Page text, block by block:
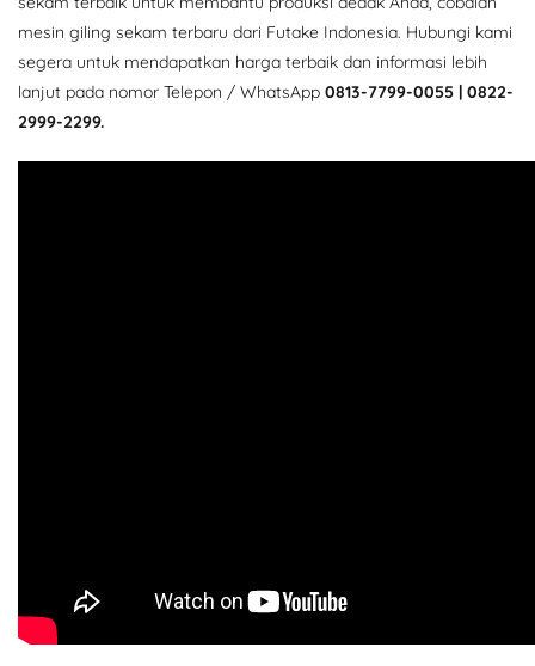
mesin giling sekam terbaru dari Futake Indonesia. Hubungi kami
segera untuk mendapatkan harga terbaik dan informasi lebih
lanjut pada nomor Telepon / WhatsApp 0813-7799-0055 | 0822-
2999-2299.